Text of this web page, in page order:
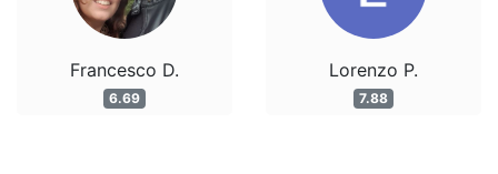
Francesco D.
6.69
Lorenzo P.
7.88